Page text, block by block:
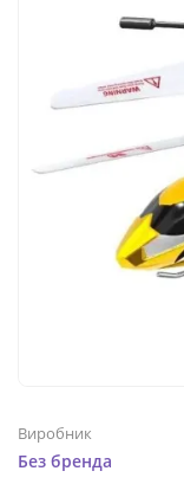
Виробник
Без бренда